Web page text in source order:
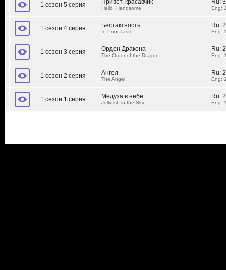
1 сезон 5 серия Привет, красавчик
Hello, Handsome
Ru:
Eng:
1 сезон 4 серия Бестактность
In Poor Taste
Ru:
Eng:
1 сезон 3 серия Орден Дракона
The Order of the Dragon
Ru:
Eng:
1 сезон 2 серия Ангел
The Angel
Ru:
Eng:
1 сезон 1 серия Медуза в небе
Jellyfish in the Sky
Ru:
Eng: